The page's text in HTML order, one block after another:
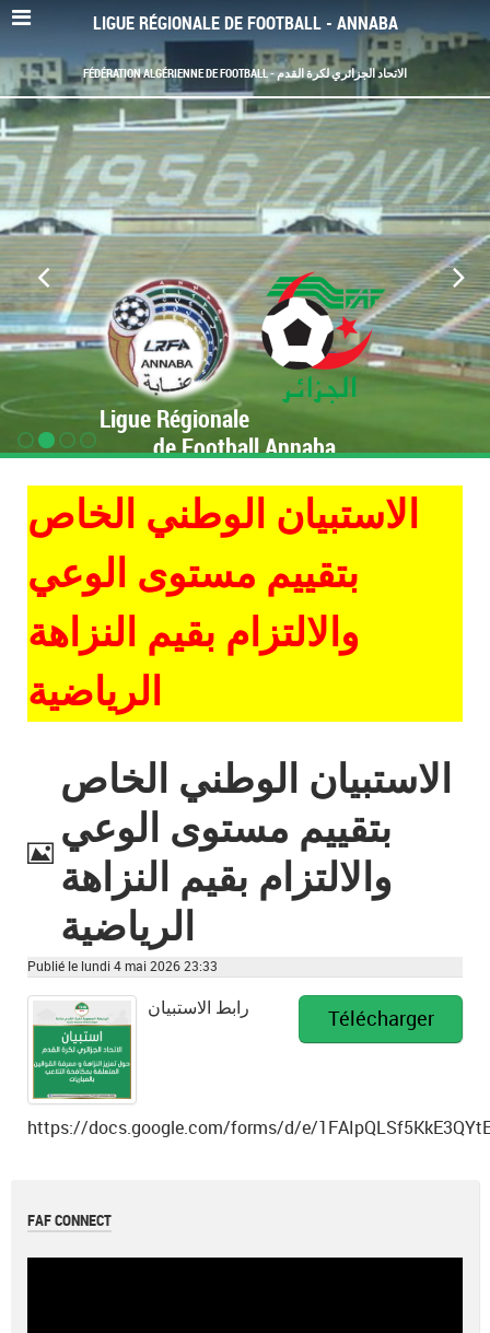
LIGUE RÉGIONALE DE FOOTBALL - ANNABA
FÉDÉRATION ALGÉRIENNE DE FOOTBALL - الاتحاد الجزائري لكرة القدم
Ligue Régionale
de Football Annaba
الاستبيان الوطني الخاص
بتقييم مستوى الوعي
والالتزام بقيم النزاهة
الرياضية
Image
الاستبيان الوطني الخاص
بتقييم مستوى الوعي
والالتزام بقيم النزاهة
الرياضية
Publié le lundi 4 mai 2026 23:33
Télécharger رابط الاستبيان
https://docs.google.com/forms/d/e/
FAF CONNECT